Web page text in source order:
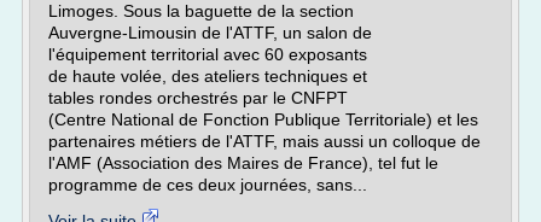
Limoges. Sous la baguette de la section
Auvergne-Limousin de l'ATTF, un salon de
l'équipement territorial avec 60 exposants
de haute volée, des ateliers techniques et
tables rondes orchestrés par le CNFPT
(Centre National de Fonction Publique Territoriale) et les
partenaires métiers de l'ATTF, mais aussi un colloque de
l'AMF (Association des Maires de France), tel fut le
programme de ces deux journées, sans...